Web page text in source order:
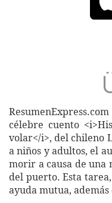
célebre cuento
volar</i>, del chileno
a niños y adultos, el
morir a causa de una
del puerto. Esta
ayuda mutua,